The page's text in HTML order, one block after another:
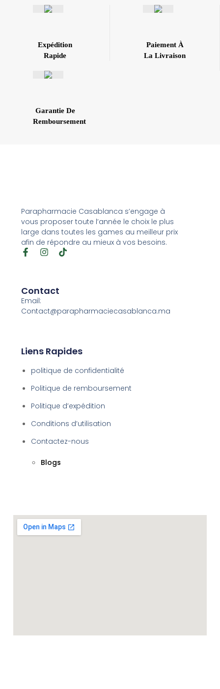
Paiement À
La Livraison
Expédition
Rapide
Garantie De
Remboursement
Parapharmacie Casablanca s’engage à
vous proposer toute l’année le choix le plus
large dans toutes les games au meilleur prix
afin de répondre au mieux à vos besoins.
Contact
Email:
Contact@parapharmaciecasablanca.ma
Liens Rapides
politique de confidentialité
Politique de remboursement
Politique d’expédition
Conditions d’utilisation
Contactez-nous
Blogs